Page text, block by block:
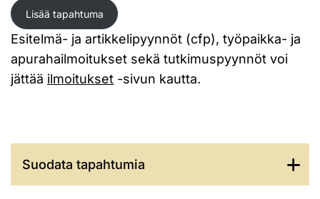
Lisää tapahtuma
Esitelmä- ja artikkelipyynnöt (cfp), työpaikka- ja
apurahailmoitukset sekä tutkimuspyynnöt voi
jättää ilmoitukset -sivun kautta.
Suodata tapahtumia